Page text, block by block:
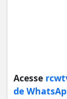
Acesse
de